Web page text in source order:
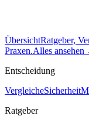
ÜbersichtRatgeber,
Praxen.Alles ansehen
Entscheidung
VergleicheSicherheit
Ratgeber